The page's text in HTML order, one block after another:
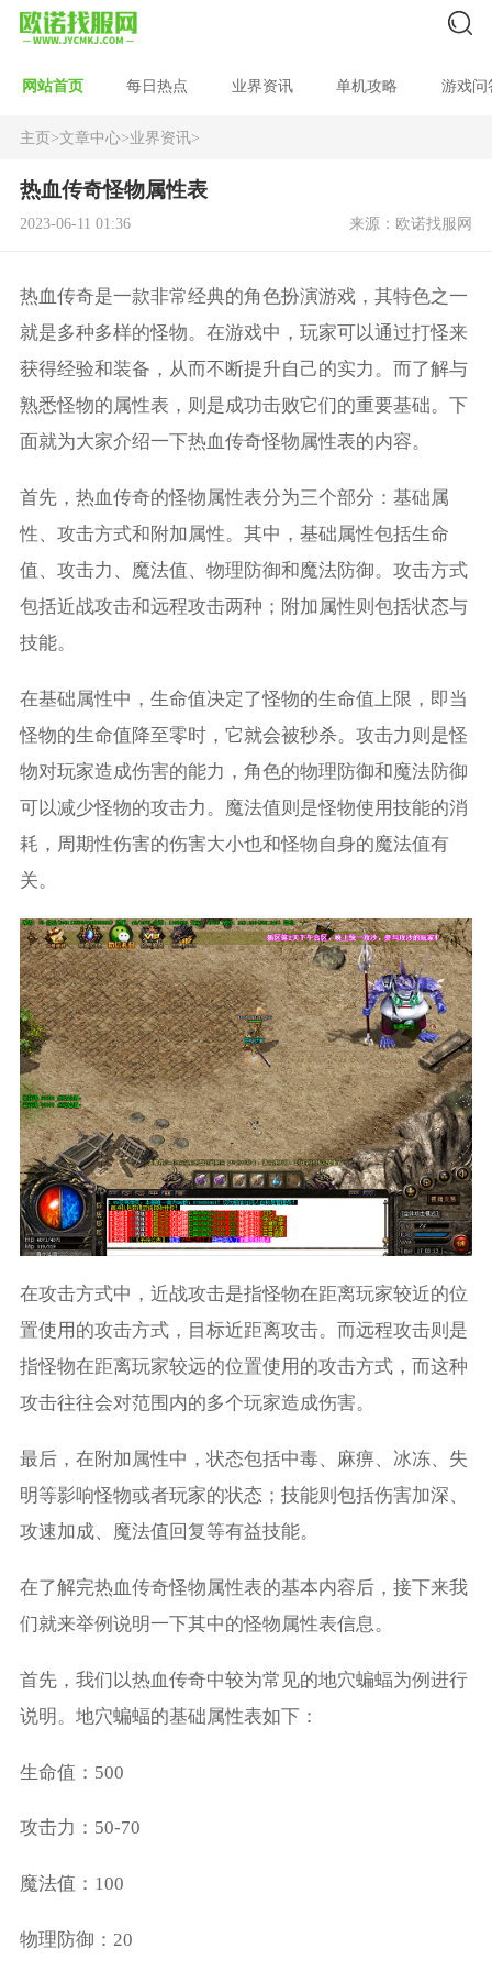
网站首页 每日热点 业界资讯 单机攻略 游戏问
主页>文章中心>业界资讯>
热血传奇怪物属性表
2023-06-11 01:36 来源：欧诺找服网
热血传奇是一款非常经典的角色扮演游戏，其特色之一
就是多种多样的怪物。在游戏中，玩家可以通过打怪来
获得经验和装备，从而不断提升自己的实力。而了解与
熟悉怪物的属性表，则是成功击败它们的重要基础。下
面就为大家介绍一下热血传奇怪物属性表的内容。
首先，热血传奇的怪物属性表分为三个部分：基础属
性、攻击方式和附加属性。其中，基础属性包括生命
值、攻击力、魔法值、物理防御和魔法防御。攻击方式
包括近战攻击和远程攻击两种；附加属性则包括状态与
技能。
在基础属性中，生命值决定了怪物的生命值上限，即当
怪物的生命值降至零时，它就会被秒杀。攻击力则是怪
物对玩家造成伤害的能力，角色的物理防御和魔法防御
可以减少怪物的攻击力。魔法值则是怪物使用技能的消
耗，周期性伤害的伤害大小也和怪物自身的魔法值有
关。
在攻击方式中，近战攻击是指怪物在距离玩家较近的位
置使用的攻击方式，目标近距离攻击。而远程攻击则是
指怪物在距离玩家较远的位置使用的攻击方式，而这种
攻击往往会对范围内的多个玩家造成伤害。
最后，在附加属性中，状态包括中毒、麻痹、冰冻、失
明等影响怪物或者玩家的状态；技能则包括伤害加深、
攻速加成、魔法值回复等有益技能。
在了解完热血传奇怪物属性表的基本内容后，接下来我
们就来举例说明一下其中的怪物属性表信息。
首先，我们以热血传奇中较为常见的地穴蝙蝠为例进行
说明。地穴蝙蝠的基础属性表如下：
生命值：500
攻击力：50-70
魔法值：100
物理防御：20